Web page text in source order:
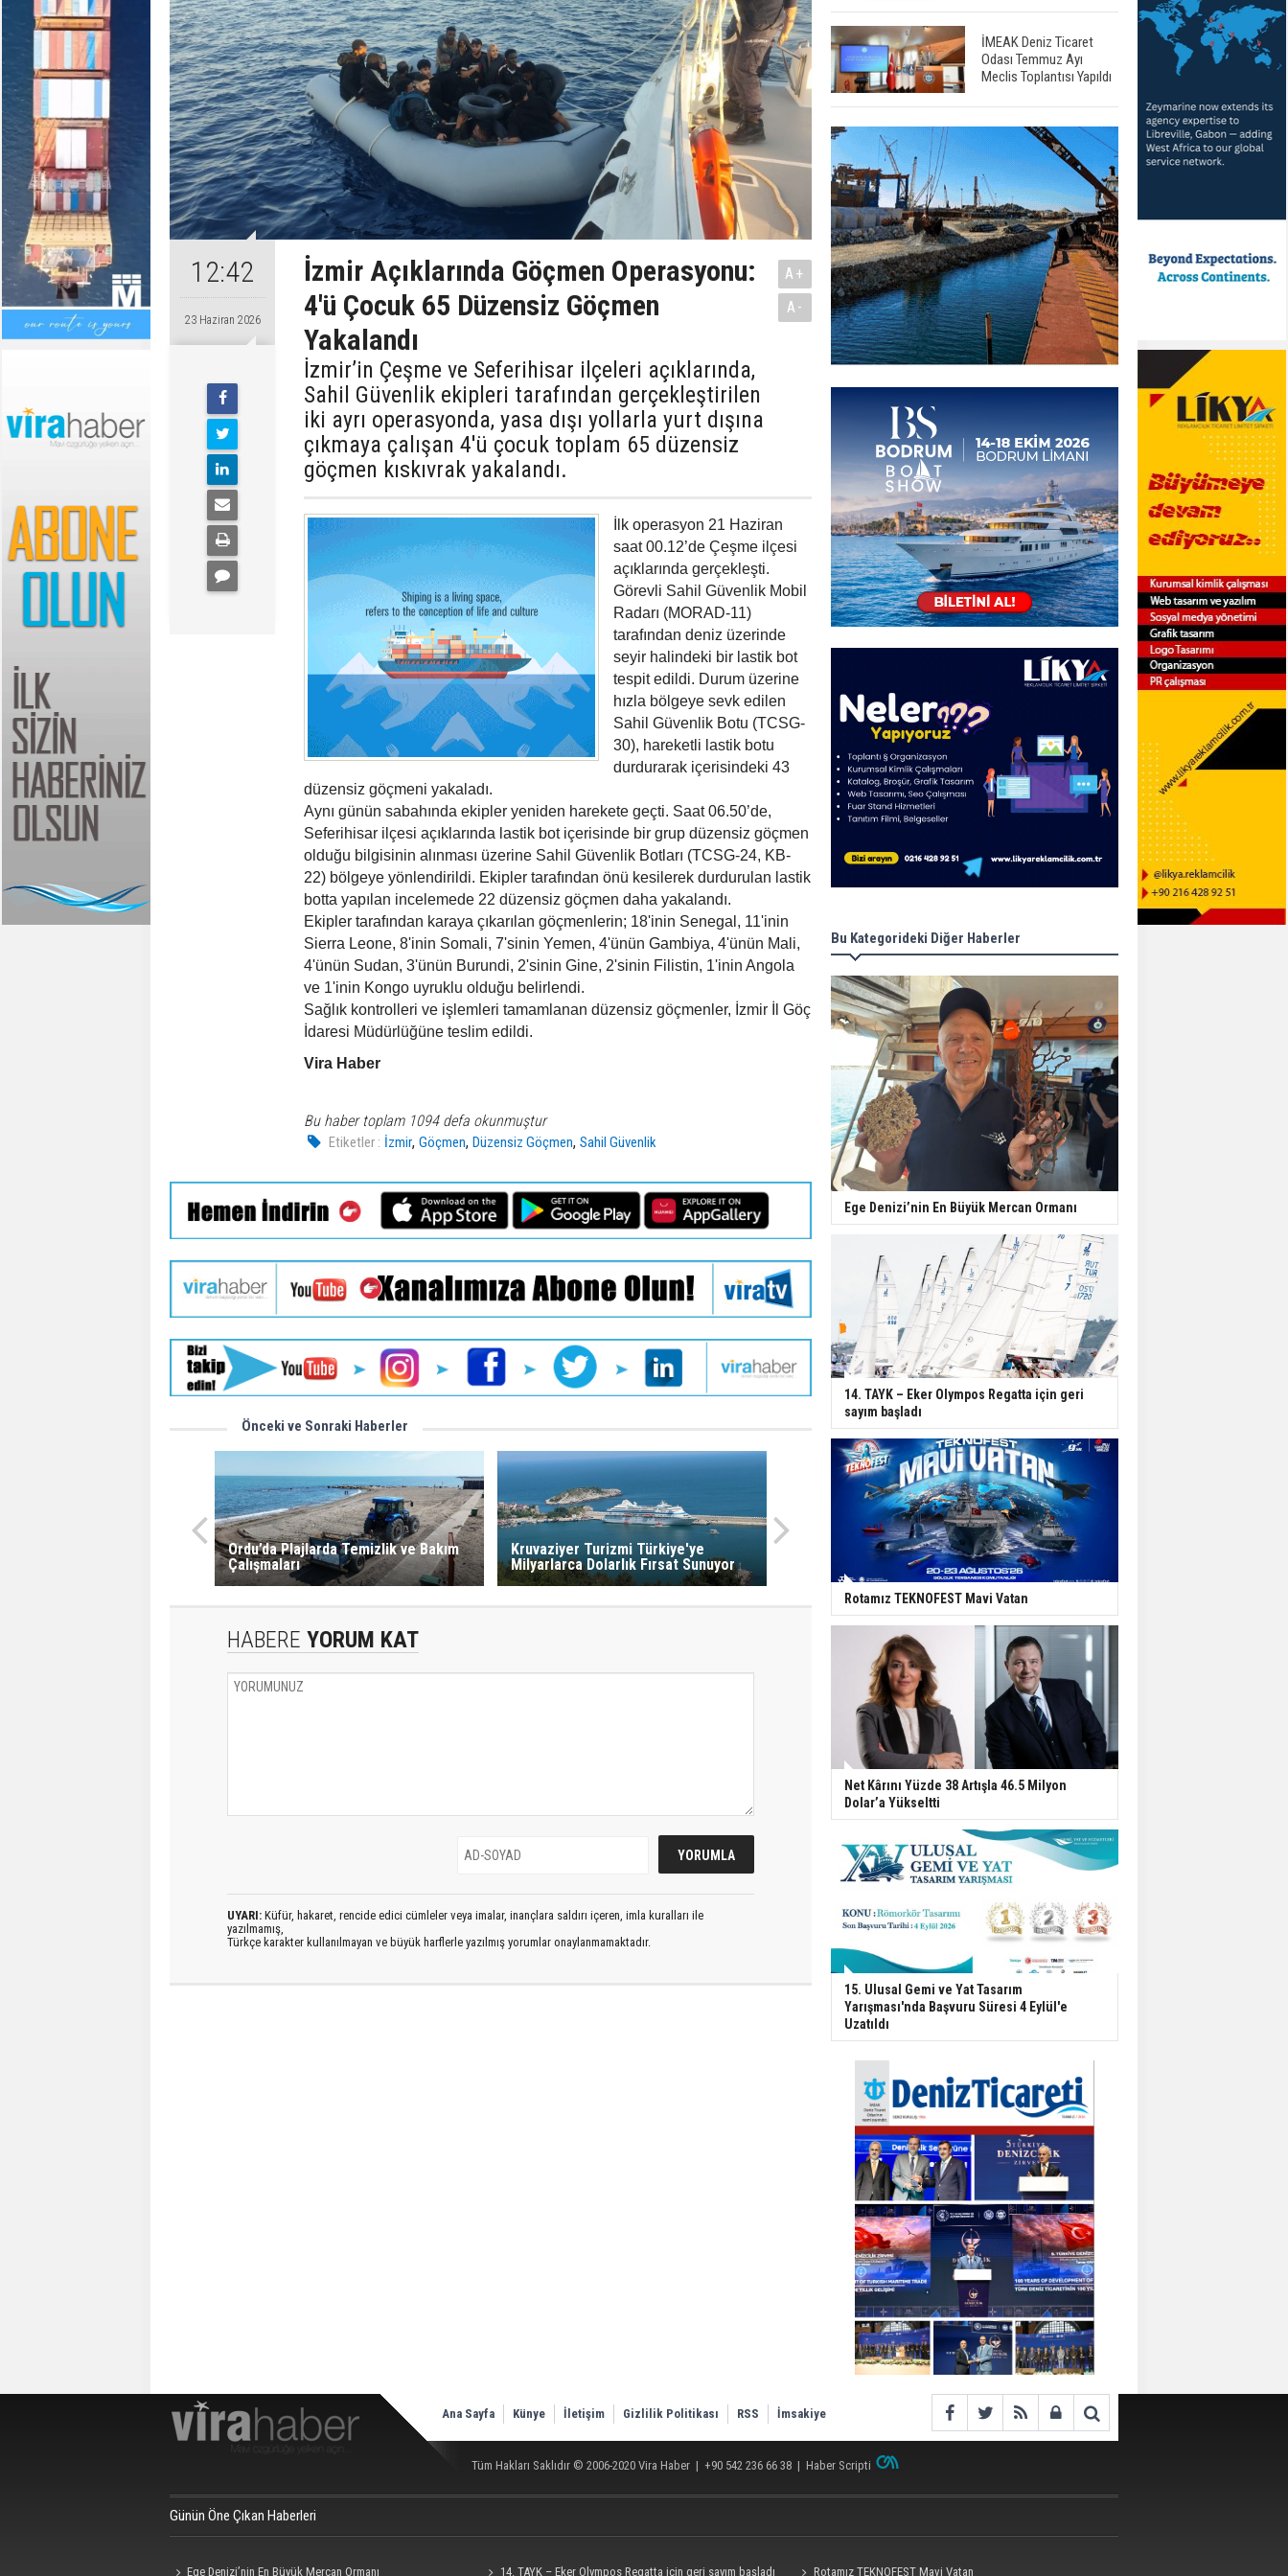
12:42
23 Haziran 2026
İzmir Açıklarında Göçmen Operasyonu:
4'ü Çocuk 65 Düzensiz Göçmen
Yakalandı
İzmir’in Çeşme ve Seferihisar ilçeleri açıklarında,
Sahil Güvenlik ekipleri tarafından gerçekleştirilen
iki ayrı operasyonda, yasa dışı yollarla yurt dışına
çıkmaya çalışan 4'ü çocuk toplam 65 düzensiz
göçmen kıskıvrak yakalandı.
A+
A-
İlk operasyon 21 Haziran
saat 00.12’de Çeşme ilçesi
açıklarında gerçekleşti.
Görevli Sahil Güvenlik Mobil
Radarı (MORAD-11)
tarafından deniz üzerinde
seyir halindeki bir lastik bot
tespit edildi. Durum üzerine
hızla bölgeye sevk edilen
Sahil Güvenlik Botu (TCSG-
30), hareketli lastik botu
durdurarak içerisindeki 43
düzensiz göçmeni yakaladı.
Aynı günün sabahında ekipler yeniden harekete geçti. Saat 06.50’de,
Seferihisar ilçesi açıklarında lastik bot içerisinde bir grup düzensiz göçmen
olduğu bilgisinin alınması üzerine Sahil Güvenlik Botları (TCSG-24, KB-
22) bölgeye yönlendirildi. Ekipler tarafından önü kesilerek durdurulan lastik
botta yapılan incelemede 22 düzensiz göçmen daha yakalandı.
Ekipler tarafından karaya çıkarılan göçmenlerin; 18'inin Senegal, 11'inin
Sierra Leone, 8'inin Somali, 7'sinin Yemen, 4'ünün Gambiya, 4'ünün Mali,
4'ünün Sudan, 3'ünün Burundi, 2'sinin Gine, 2'sinin Filistin, 1'inin Angola
ve 1'inin Kongo uyruklu olduğu belirlendi.
Sağlık kontrolleri ve işlemleri tamamlanan düzensiz göçmenler, İzmir İl Göç
İdaresi Müdürlüğüne teslim edildi.
Vira Haber
Bu haber toplam 1094 defa okunmuştur
Etiketler : İzmir,Göçmen,Düzensiz Göçmen,Sahil Güvenlik
Önceki ve Sonraki Haberler
Ordu’da Plajlarda Temizlik ve Bakım
Çalışmaları
Kruvaziyer Turizmi Türkiye'ye
Milyarlarca Dolarlık Fırsat Sunuyor
HABERE YORUM KAT
UYARI: Küfür, hakaret, rencide edici cümleler veya imalar, inançlara saldırı içeren, imla kuralları ile
yazılmamış,
Türkçe karakter kullanılmayan ve büyük harflerle yazılmış yorumlar onaylanmamaktadır.
İMEAK Deniz Ticaret
Odası Temmuz Ayı
Meclis Toplantısı Yapıldı
Bu Kategorideki Diğer Haberler
Ege Denizi’nin En Büyük Mercan Ormanı
14. TAYK – Eker Olympos Regatta için geri
sayım başladı
Rotamız TEKNOFEST Mavi Vatan
Net Kârını Yüzde 38 Artışla 46.5 Milyon
Dolar’a Yükseltti
15. Ulusal Gemi ve Yat Tasarım
Yarışması'nda Başvuru Süresi 4 Eylül'e
Uzatıldı
Ana Sayfa Künye İletişim Gizlilik Politikası RSS İmsakiye
Tüm Hakları Saklıdır © 2006-2020 Vira Haber | +90 542 236 66 38 | Haber Scripti
Günün Öne Çıkan Haberleri
Ege Denizi’nin En Büyük Mercan Ormanı 14. TAYK – Eker Olympos Regatta için geri sayım başladı Rotamız TEKNOFEST Mavi Vatan